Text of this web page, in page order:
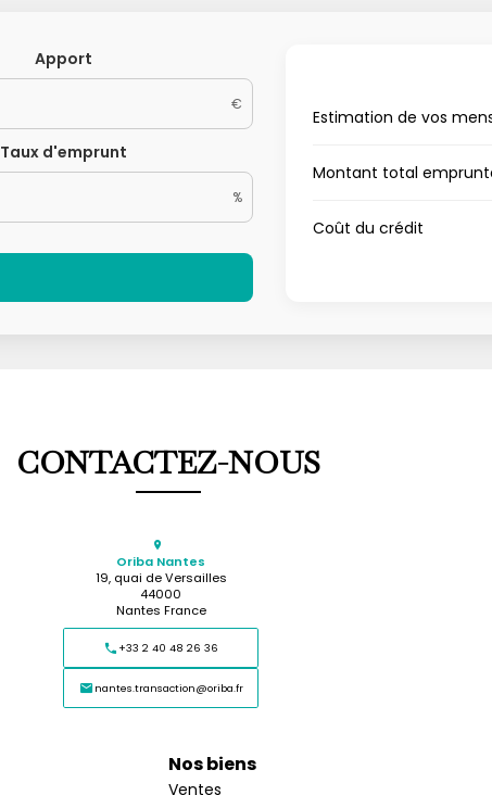
Apport
€
Taux d'emprunt
%
Estimation de vos
Montant total
Coût du crédit
CONTACTEZ-NOUS
Oriba Nantes
19, quai de Versailles
44000
Nantes France
+33 2 40 48 26 36
nantes.transaction@oriba.fr
Nos biens
Ventes